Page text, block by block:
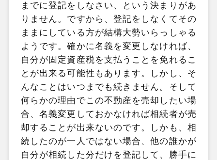
までに登記をしなさい、という決まりがあ
りません。ですから、登記をしなくてその
ままにしている方が結構大勢いらっしゃる
ようです。確かに名義を変更しなければ、
自分が固定資産税を支払うことを免れるこ
とが出来る可能性もあります。しかし、そ
んなことはいつまでも続きません。そして
何らかの理由でこの不動産を売却したい場
合、名義変更しておかなければ相続者が売
却することが出来ないのです。しかも、相
続したのが一人ではない場合、他の誰かが
自分が相続した分だけを登記して、勝手に